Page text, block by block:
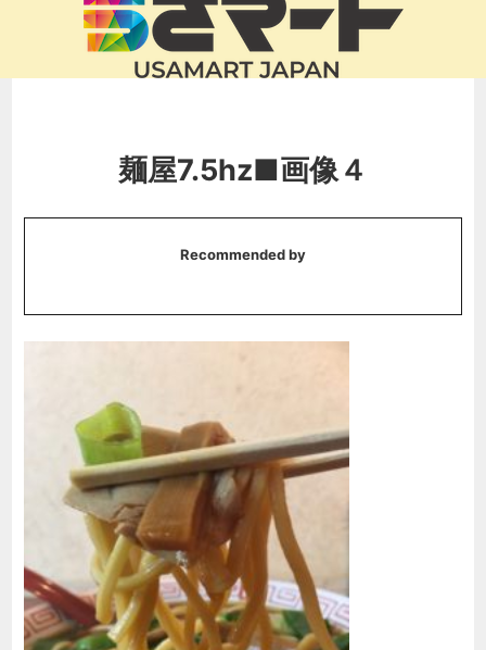
麺屋7.5hz■画像４
Recommended by